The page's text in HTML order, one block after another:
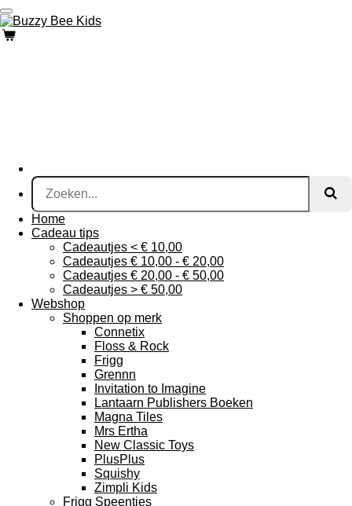
Ga
direct
naar
Home
Cadeau tips
Cadeautjes < € 10,00
Cadeautjes € 10,00 - € 20,00
Cadeautjes € 20,00 - € 50,00
Cadeautjes > € 50,00
Webshop
Shoppen op merk
Connetix
Floss & Rock
Frigg
Grennn
Invitation to Imagine
Lantaarn Publishers Boeken
Magna Tiles
Mrs Ertha
New Classic Toys
PlusPlus
Squishy
Zimpli Kids
Frigg Speentjes